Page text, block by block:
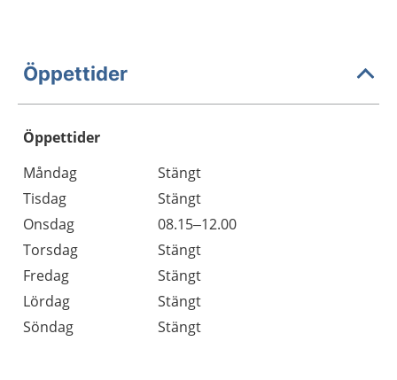
Öppettider
Öppettider
Dag
Öppettider
Kommentarer
Måndag
Stängt
Tisdag
Stängt
Onsdag
08.15–12.00
Torsdag
Stängt
Fredag
Stängt
Lördag
Stängt
Söndag
Stängt